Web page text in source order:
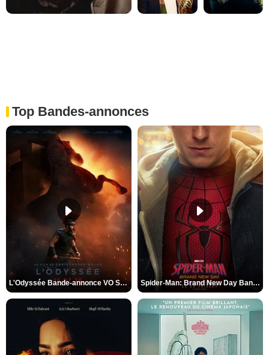
Top Bandes-annonces
L'Odyssée Bande-annonce VO STFR Spider-Man: Brand New Day Bande-annonce VO STFR